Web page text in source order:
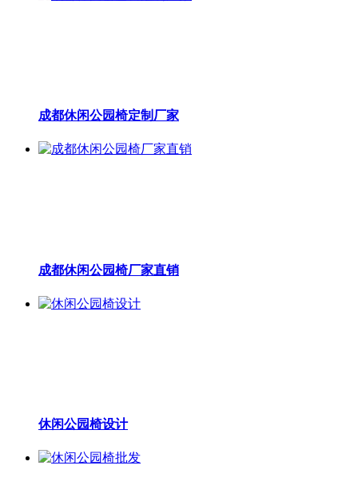
成都休闲公园椅定制厂家
成都休闲公园椅厂家直销
休闲公园椅设计